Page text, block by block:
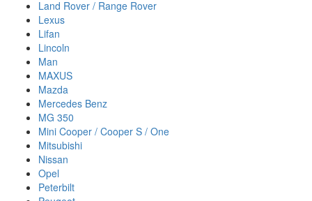
Land Rover / Range Rover
Lexus
Lifan
Lincoln
Man
MAXUS
Mazda
Mercedes Benz
MG 350
Mini Cooper / Cooper S / One
Mitsubishi
Nissan
Opel
Peterbilt